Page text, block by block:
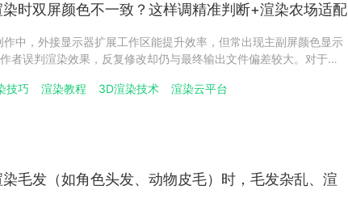
时双屏颜色不一致？这样调精准判断+渲染农场适配
中，外接显示器扩展工作区能提升效率，但常出现主副屏颜色显示
者误判渲染效果，反复修改却仍与最终输出文件偏差较大。对于需
工，浪费时间与算力资源。本文将拆解双屏颜色不一致的核心原
技巧 渲染教程 3D渲染技术 渲染云平台
毛发（如角色头发、动物皮毛）时，毛发杂乱、渲